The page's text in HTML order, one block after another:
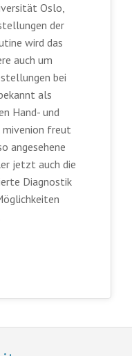
Oslo,
der
wird das
auch um
bei
als
Hand- und
mivenion freut
angesehene
jetzt auch die
Diagnostik